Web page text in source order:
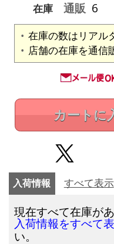
在庫
通販 6
在庫の数はリアル
店舗の在庫を通信
カートに
入荷情報 すべて表示
現在すべて在庫があ
入荷情報をすべて
い。